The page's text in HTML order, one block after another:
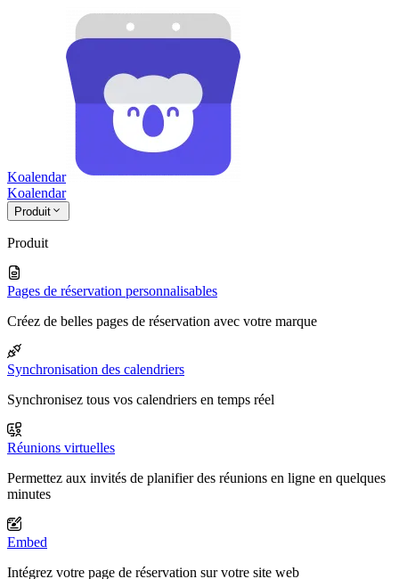
Koalendar
Koalendar
Produit
Produit
Pages de réservation personnalisables
Créez de belles pages de réservation avec votre marque
Synchronisation des calendriers
Synchronisez tous vos calendriers en temps réel
Réunions virtuelles
Permettez aux invités de planifier des réunions en ligne en quelques
minutes
Embed
Intégrez votre page de réservation sur votre site web